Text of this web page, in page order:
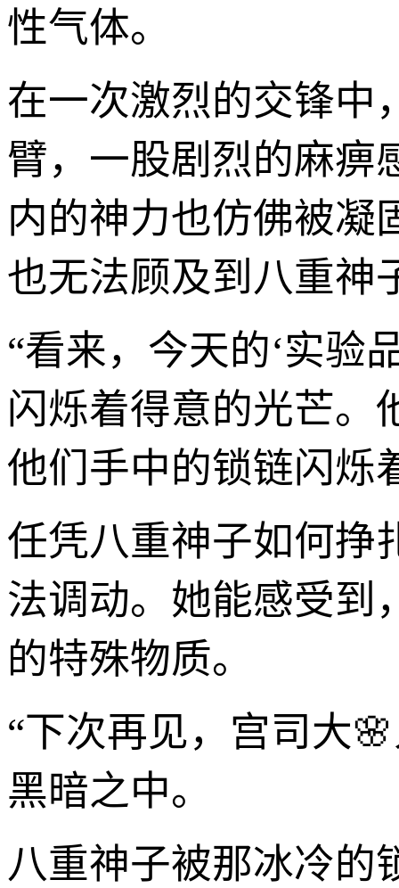
性气体。
在一次激烈的交锋中
臂，一股剧烈的麻痹
内的神力也仿佛被凝
也无法顾及到八重神
“看来，今天的‘实验
闪烁着得意的光芒。
他们手中的锁链闪烁
任凭八重神子如何挣
法调动。她能感受到
的特殊物质。
“下次再见，宫司大
黑暗之中。
八重神子被那冰冷的